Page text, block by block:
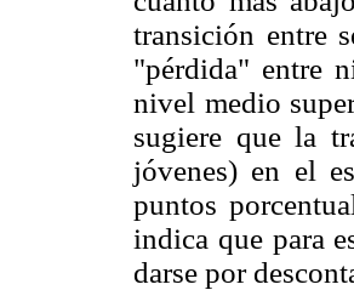
transición entre
"pérdida" entre
nivel medio
sugiere que la
jóvenes) en el
puntos
indica que para
darse por